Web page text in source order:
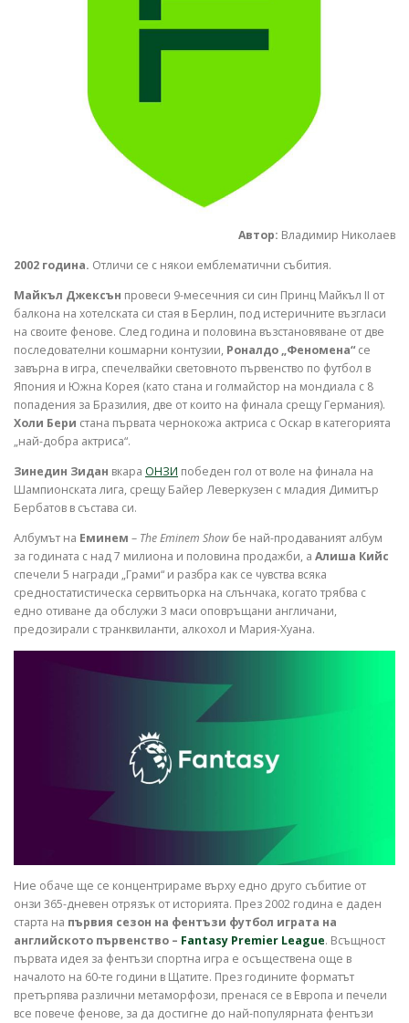
Автор: Владимир Николаев
2002 година. Отличи се с някои емблематични събития.
Майкъл Джексън провеси 9-месечния си син Принц Майкъл II от
балкона на хотелската си стая в Берлин, под истеричните възгласи
на своите фенове. След година и половина възстановяване от две
последователни кошмарни контузии, Роналдо „Феномена“се
завърна в игра, спечелвайки световното първенство по футбол в
Япония и Южна Корея (като стана и голмайстор на мондиала с 8
попадения за Бразилия, две от които на финала срещу Германия).
Холи Бери стана първата чернокожа актриса с Оскар в категорията
„най-добра актриса“.
Зинедин Зидан вкара ОНЗИ победен гол от воле на финала на
Шампионската лига, срещу Байер Леверкузен с младия Димитър
Бербатов в състава си.
Албумът на Еминем – The Eminem Show бе най-продаваният албум
за годината с над 7 милиона и половина продажби, а Алиша Кийс
спечели 5 награди „Грами“ и разбра как се чувства всяка
средностатистическа сервитьорка на слънчака, когато трябва с
едно отиване да обслужи 3 маси оповръщани англичани,
предозирали с транквиланти, алкохол и Мария-Хуана.
Ние обаче ще се концентрираме върху едно друго събитие от
онзи 365-дневен отрязък от историята. През 2002 година е даден
старта на първия сезон на фентъзи футбол играта на
английското първенство – Fantasy Premier League. Всъщност
първата идея за фентъзи спортнa игрa е осъществена още в
началото на 60-те години в Щатите. През годините форматът
претърпява различни метаморфози, пренася се в Европа и печели
все повече фенове, за да достигне до най-популярната фентъзи